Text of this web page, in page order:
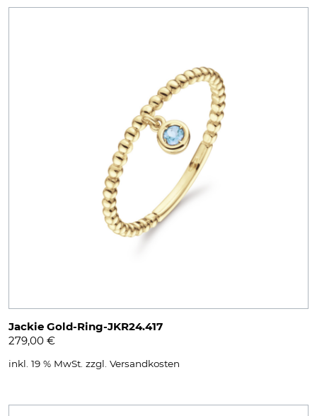
Jackie Gold-Ring-JKR24.417
279,00 €
inkl. 19 % MwSt. zzgl. Versandkosten